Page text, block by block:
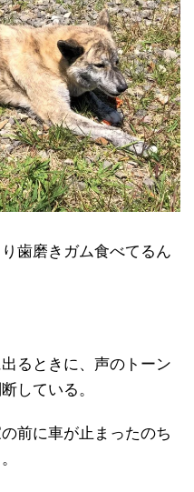
歯磨きガム食べてるん
るときに、声のトーン
している。
前に車が止まったのち